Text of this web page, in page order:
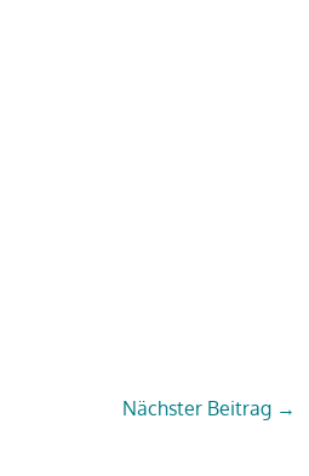
Nächster Beitrag →